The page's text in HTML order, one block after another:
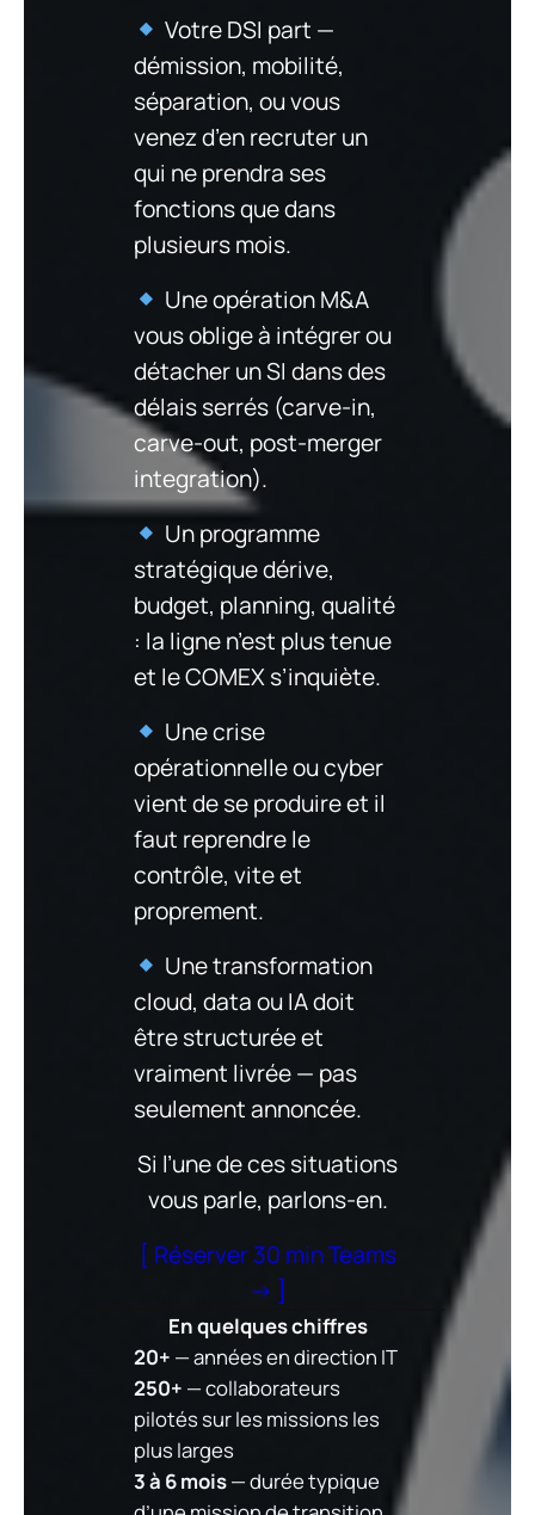
Votre DSI part —
démission, mobilité,
séparation, ou vous
venez d’en recruter un
qui ne prendra ses
fonctions que dans
plusieurs mois.
Une opération M&A
vous oblige à intégrer ou
détacher un SI dans des
délais serrés (carve-in,
carve-out, post-merger
integration).
Un programme
stratégique dérive,
budget, planning, qualité
: la ligne n’est plus tenue
et le COMEX s’inquiète.
Une crise
opérationnelle ou cyber
vient de se produire et il
faut reprendre le
contrôle, vite et
proprement.
Une transformation
cloud, data ou IA doit
être structurée et
vraiment livrée — pas
seulement annoncée.
Si l’une de ces situations
vous parle, parlons-en.
[ Réserver 30 min Teams
→ ]
En quelques chiffres
20+ — années en direction IT
250+ — collaborateurs
pilotés sur les missions les
plus larges
3 à 6 mois— durée typique